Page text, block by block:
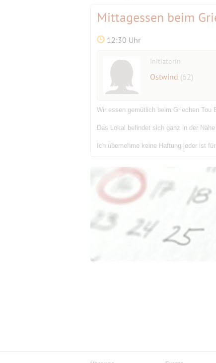
Mittagessen beim
12:30 Uhr
Initiatorin
Ostwind (62)
Wir essen gemütlich beim Griechen Tou
Das Lokal befindet sich ganz in der
Ich übernehme keine Haftung jeder ist